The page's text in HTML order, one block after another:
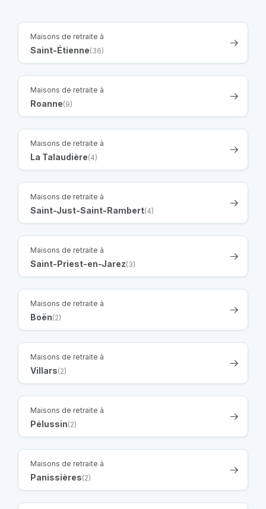
Maisons de retraite à
Saint-Étienne(36)
Maisons de retraite à
Roanne(9)
Maisons de retraite à
La Talaudière(4)
Maisons de retraite à
Saint-Just-Saint-Rambert(4)
Maisons de retraite à
Saint-Priest-en-Jarez(3)
Maisons de retraite à
Boën(2)
Maisons de retraite à
Villars(2)
Maisons de retraite à
Pélussin(2)
Maisons de retraite à
Panissières(2)